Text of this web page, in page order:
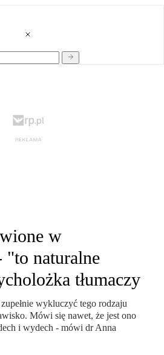
w
"to naturalne
tłumaczy
wykluczyć tego rodzaju
Mówi się nawet, że jest ono
i wydech - mówi dr Anna